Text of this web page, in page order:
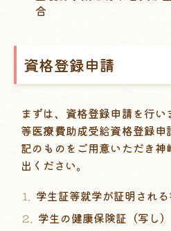
合
資格登録申請
まずは、資格登録申請を行
等医療費助成受給資格登録
記のものをご用意いただき
出ください。
学生証等就学が証明される
学生の健康保険証（写し）